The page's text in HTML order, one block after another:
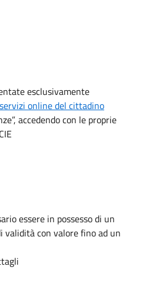
esclusivamente
online del cittadino
accedendo con le proprie
essere in possesso di un
validità con valore fino ad un